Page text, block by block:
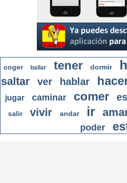
coger bailar tener dormir
saltar
ver hablar
jugar caminar comer
salir vivir andar ir
poder